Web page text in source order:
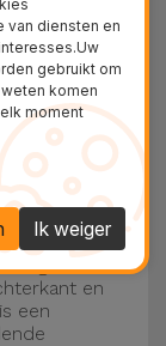
een
een
en
geeft de
en
een
van diensten en
gebruikt om
komen
moment
Ik weiger